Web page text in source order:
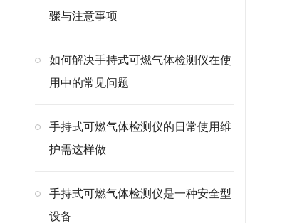
骤与注意事项
如何解决手持式可燃气体检测仪在使
用中的常见问题
手持式可燃气体检测仪的日常使用维
护需这样做
手持式可燃气体检测仪是一种安全型
设备